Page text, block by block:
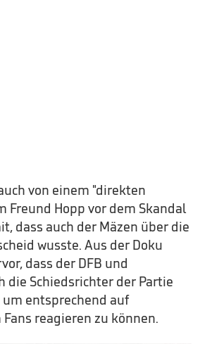
von einem "direkten
Freund Hopp vor dem Skandal
dass auch der Mäzen über die
wusste. Aus der Doku
dass der DFB und
die Schiedsrichter der Partie
entsprechend auf
reagieren zu können.